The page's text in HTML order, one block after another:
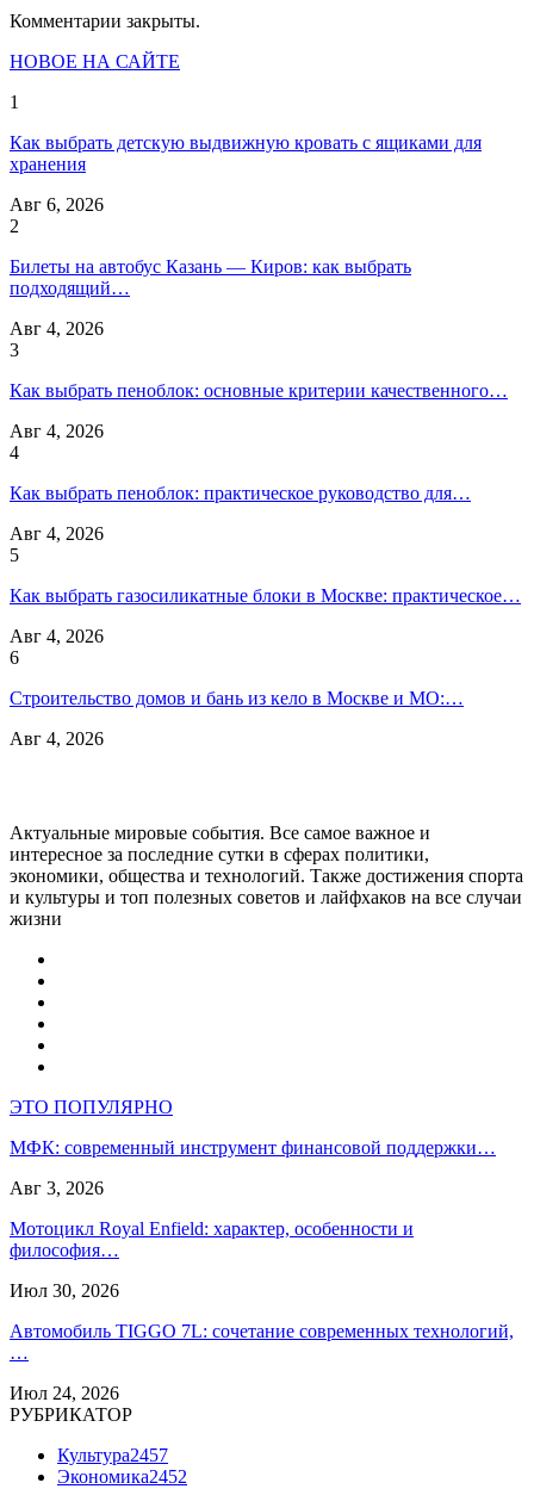
Комментарии закрыты.
НОВОЕ НА САЙТЕ
1
Как выбрать детскую выдвижную кровать с ящиками для
хранения
Авг 6, 2026
2
Билеты на автобус Казань — Киров: как выбрать
подходящий…
Авг 4, 2026
3
Как выбрать пеноблок: основные критерии качественного…
Авг 4, 2026
4
Как выбрать пеноблок: практическое руководство для…
Авг 4, 2026
5
Как выбрать газосиликатные блоки в Москве: практическое…
Авг 4, 2026
6
Строительство домов и бань из кело в Москве и МО:…
Авг 4, 2026
Актуальные мировые события. Все самое важное и
интересное за последние сутки в сферах политики,
экономики, общества и технологий. Также достижения спорта
и культуры и топ полезных советов и лайфхаков на все случаи
жизни
ЭТО ПОПУЛЯРНО
МФК: современный инструмент финансовой поддержки…
Авг 3, 2026
Мотоцикл Royal Enfield: характер, особенности и
философия…
Июл 30, 2026
Автомобиль TIGGO 7L: сочетание современных технологий,
…
Июл 24, 2026
РУБРИКАТОР
Культура2457
Экономика2452